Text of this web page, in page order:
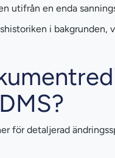
utifrån en enda
i
för detaljerad